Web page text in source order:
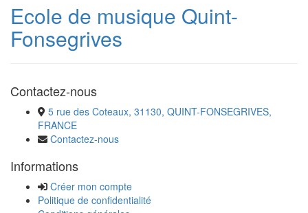
Ecole de musique Quint-
Fonsegrives
Contactez-nous
5 rue des Coteaux, 31130, QUINT-FONSEGRIVES,
FRANCE
Contactez-nous
Informations
Créer mon compte
Politique de confidentialité